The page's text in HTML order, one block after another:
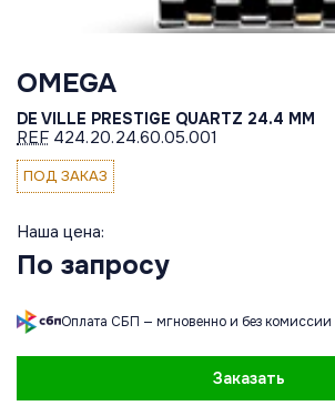
OMEGA
DE VILLE PRESTIGE QUARTZ 24.4 MM
REF 424.20.24.60.05.001
ПОД ЗАКАЗ
Наша цена:
По запросу
Оплата СБП — мгновенно и без комиссии
Заказать